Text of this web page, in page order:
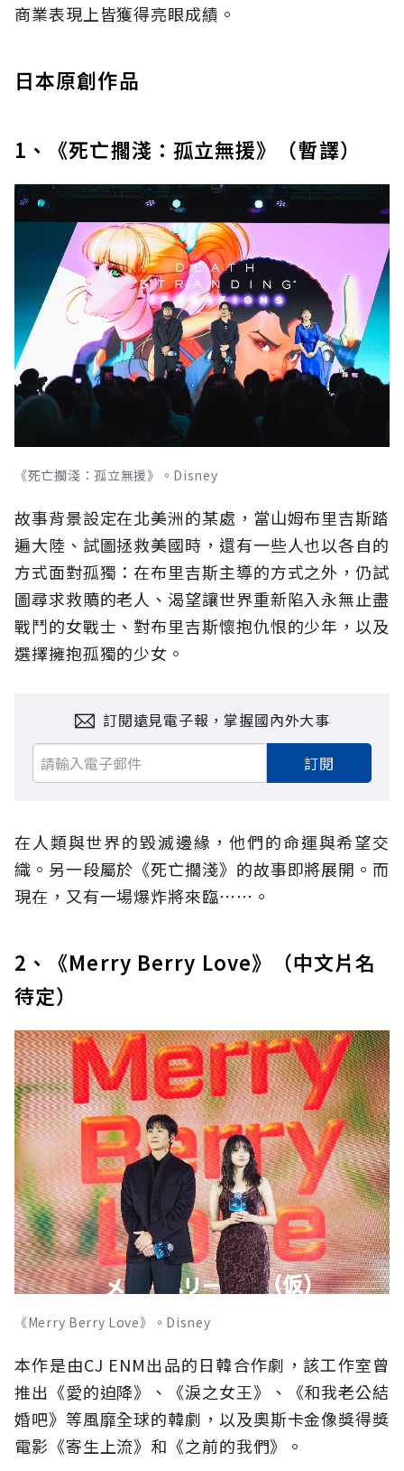
商業表現上皆獲得亮眼成績。
日本原創作品
1、《死亡擱淺：孤立無援》（暫譯）
《死亡擱淺：孤立無援》。Disney
故事背景設定在北美洲的某處，當山姆布里吉斯踏
遍大陸、試圖拯救美國時，還有一些人也以各自的
方式面對孤獨：在布里吉斯主導的方式之外，仍試
圖尋求救贖的老人、渴望讓世界重新陷入永無止盡
戰鬥的女戰士、對布里吉斯懷抱仇恨的少年，以及
選擇擁抱孤獨的少女。
訂閱遠見電子報，掌握國內外大事
訂閱
在人類與世界的毀滅邊緣，他們的命運與希望交
織。另一段屬於《死亡擱淺》的故事即將展開。而
現在，又有一場爆炸將來臨⋯⋯。
2、《Merry Berry Love》（中文片名
待定）
《Merry Berry Love》。Disney
本作是由CJ ENM出品的日韓合作劇，該工作室曾
推出《愛的迫降》、《淚之女王》、《和我老公結
婚吧》等風靡全球的韓劇，以及奧斯卡金像獎得獎
電影《寄生上流》和《之前的我們》。